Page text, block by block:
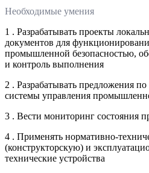
Необходимые умения
1 . Разрабатывать проекты
документов для
промышленной безопасностью,
и контроль выполнения
2 . Разрабатывать предложения
системы управления
3 . Вести мониторинг состояния
4 . Применять нормативно-
(конструкторскую) и
технические устройства